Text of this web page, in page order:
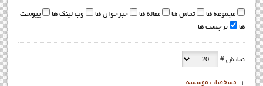
مجموعه ها تماس ها مقاله ها خبرخوان ها وب لینک ها
پیوست
ها
برچسب ها
نمایش #
1.
مشخصات موسسه